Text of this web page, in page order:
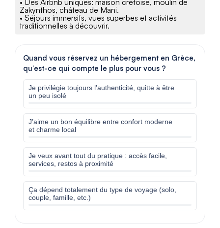
• Des Airbnb uniques: maison crétoise, moulin de
Zakynthos, château de Mani.
• Séjours immersifs, vues superbes et activités
traditionnelles à découvrir.
Quand vous réservez un hébergement en Grèce,
qu’est-ce qui compte le plus pour vous ?
Je privilégie toujours l’authenticité, quitte à être
un peu isolé
J’aime un bon équilibre entre confort moderne
et charme local
Je veux avant tout du pratique : accès facile,
services, restos à proximité
Ça dépend totalement du type de voyage (solo,
couple, famille, etc.)